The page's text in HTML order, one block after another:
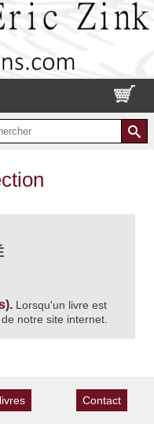
Lorsqu'un livre est
notre site internet.
Contact